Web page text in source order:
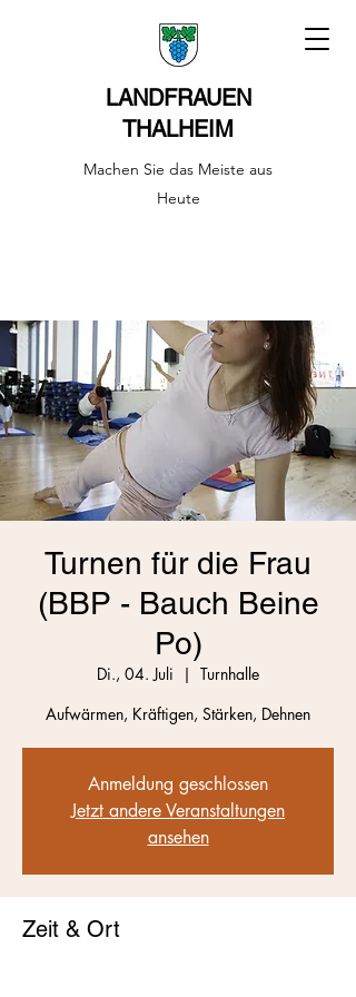
LANDFRAUEN
THALHEIM
Machen Sie das Meiste aus
Heute
Turnen für die Frau
(BBP - Bauch Beine
Po)
Di., 04. Juli
  |
Turnhalle
Aufwärmen, Kräftigen, Stärken, Dehnen
Anmeldung geschlossen
Jetzt andere Veranstaltungen
ansehen
Zeit & Ort